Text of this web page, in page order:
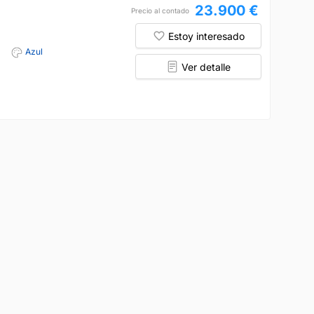
Azul
Precio al contado 23.900 €
Estoy interesado
Ver detalle